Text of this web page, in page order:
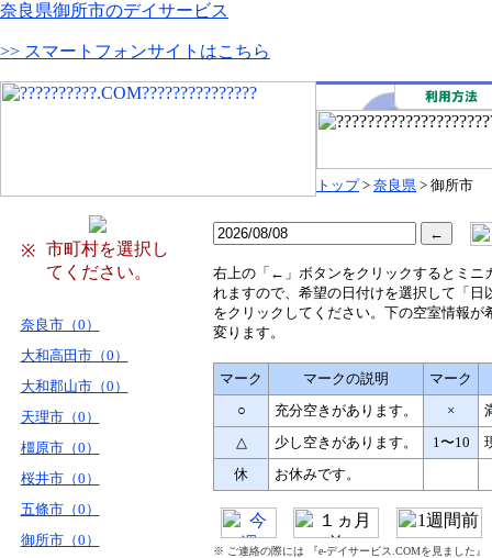
奈良県御所市のデイサービス
>> スマートフォンサイトはこちら
トップ> 奈良県 > 御所市
※
市町村を選択し
てください。
奈良市（0）
大和高田市（0）
大和郡山市（0）
天理市（0）
橿原市（0）
桜井市（0）
五條市（0）
御所市（0）
右上の「←」ボタンをクリックするとミニ
れますので、希望の日付けを選択して「日
をクリックしてください。下の空室情報が
変ります。
マーク マークの説明
マーク
○
充分空きがあります。 ×
△
少し空きがあります。 1〜10
休
お休みです。
※ ご連絡の際には 『e-デイサービス.COMを見ました